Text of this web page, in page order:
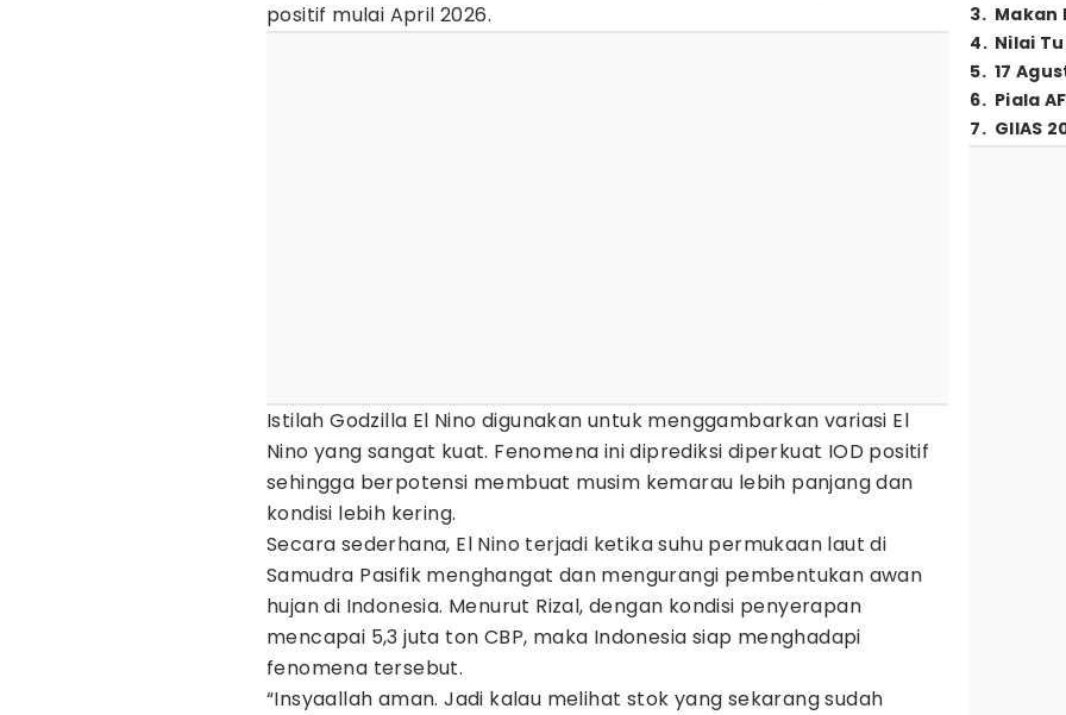
positif mulai April 2026.
Istilah Godzilla El Nino digunakan untuk menggambarkan variasi El
Nino yang sangat kuat. Fenomena ini diprediksi diperkuat IOD positif
sehingga berpotensi membuat musim kemarau lebih panjang dan
kondisi lebih kering.
Secara sederhana, El Nino terjadi ketika suhu permukaan laut di
Samudra Pasifik menghangat dan mengurangi pembentukan awan
hujan di Indonesia. Menurut Rizal, dengan kondisi penyerapan
mencapai 5,3 juta ton CBP, maka Indonesia siap menghadapi
fenomena tersebut.
“Insyaallah aman. Jadi kalau melihat stok yang sekarang sudah
3. Makan
4. Nilai
5. 17
6. Piala
7. GIIAS